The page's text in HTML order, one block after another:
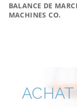
BALANCE DE
MACHINES CO.
ACHAT